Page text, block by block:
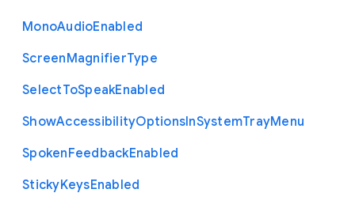
MonoAudioEnabled
ScreenMagnifierType
SelectToSpeakEnabled
ShowAccessibilityOptionsInSystemTrayMenu
SpokenFeedbackEnabled
StickyKeysEnabled